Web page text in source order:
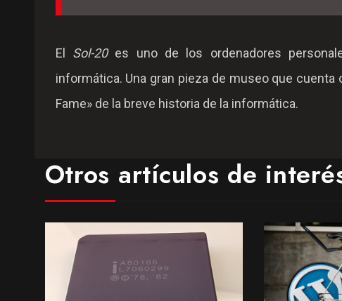
El Sol-20es uno de los ordenadores
informática. Una gran pieza de museo que
Fame» de la breve historia de la informática.
Otros artículos de